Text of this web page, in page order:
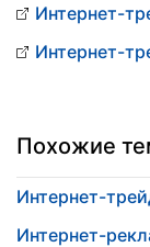
Интернет-
Интернет-
Похожие
Интернет-
Интернет-